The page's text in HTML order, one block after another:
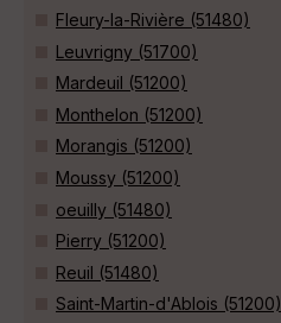
Fleury-la-Rivière (51480)
Leuvrigny (51700)
Mardeuil (51200)
Monthelon (51200)
Morangis (51200)
Moussy (51200)
oeuilly (51480)
Pierry (51200)
Reuil (51480)
Saint-Martin-d'Ablois (51200)